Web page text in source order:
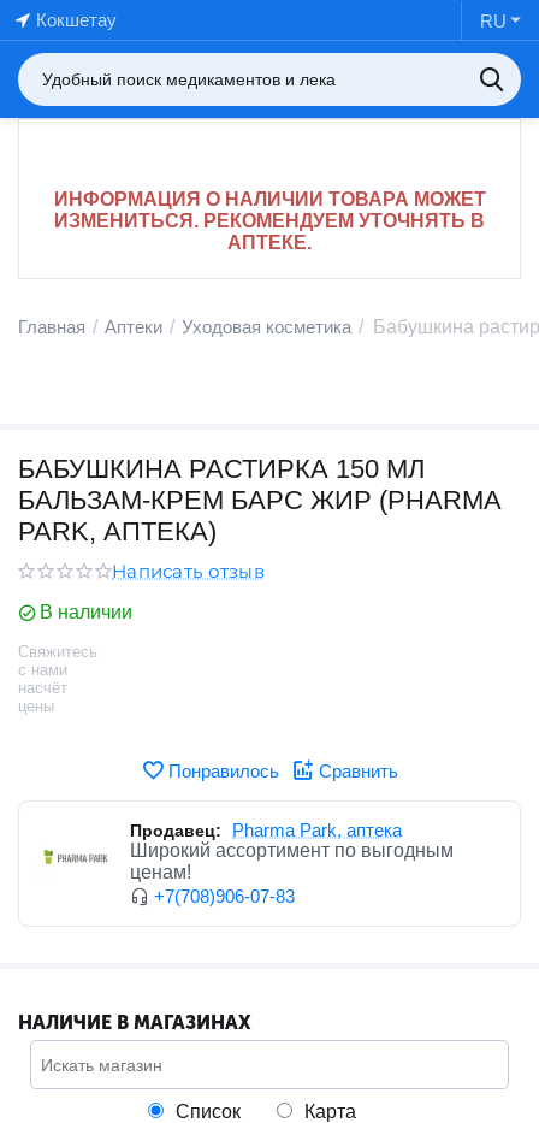
Кокшетау RU
ИНФОРМАЦИЯ О НАЛИЧИИ ТОВАРА МОЖЕТ
ИЗМЕНИТЬСЯ. РЕКОМЕНДУЕМ УТОЧНЯТЬ В
АПТЕКЕ.
Главная / Аптеки / Уходовая косметика / Бабушкина
БАБУШКИНА РАСТИРКА 150 МЛ
БАЛЬЗАМ-КРЕМ БАРС ЖИР (PHARMA
PARK, АПТЕКА)
Написать отзыв
В наличии
Свяжитесь
с нами
насчёт
цены
Понравилось Сравнить
Продавец:
Pharma Park, ​аптека
Широкий ассортимент по выгодным
ценам!
+7(708)906-07-83
НАЛИЧИЕ В МАГАЗИНАХ
Список Карта